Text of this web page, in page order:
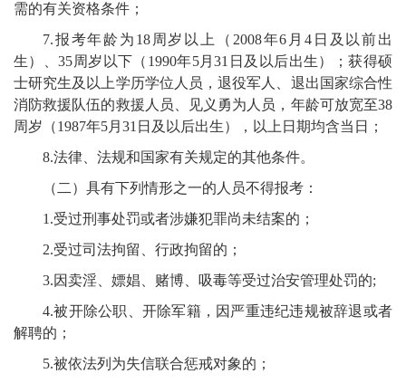
需的有关资格条件；
7.报考年龄为 18周岁以上（ 2008年6 月 4日及以前出
生）、35周岁以下（ 1990年5月31 日及以后出生）；获得硕
士研究生及以上学历学位人员，退役军人、退出国家综合性
消防救援队伍的救援人员
见义勇为人员，年龄可放宽至38
周岁（1987年5月 31 日及以后出生），以上日期均含当日；
8.法律、法规和国家有关规定的其他条件。
（二）具有下列情形之一的人员不得报考：
1.受过刑事处罚或者涉嫌犯罪尚未结案的；
2.受过司法拘留、行政拘留的；
3.因卖淫、嫖娼、赌博、吸毒等受过治安管理处罚的;
4.被开除公职、开除军籍，因严重违纪违规被辞退或者
解聘的；
5.被依法列为失信联合惩戒对象的；